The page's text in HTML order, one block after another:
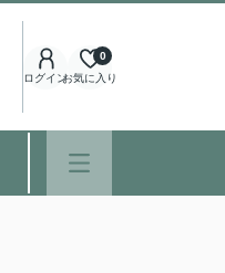
ログインお気に入り
0